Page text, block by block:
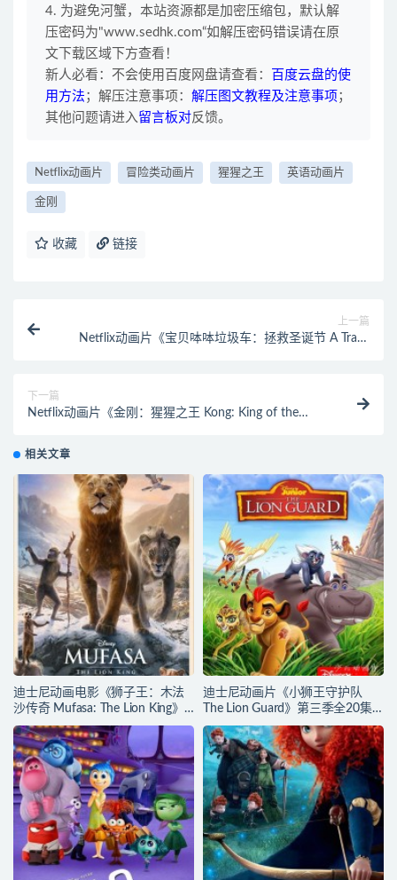
4. 为避免河蟹，本站资源都是加密压缩包，默认解
压密码为"www.sedhk.com“如解压密码错误请在原
文下载区域下方查看！
新人必看：不会使用百度网盘请查看：
百度云盘的使
用方法 ；解压注意事项： 解压图文教程及注意事项 ；
其他问题请进入留言板对反馈。
Netflix动画片 冒险类动画片 猩猩之王 英语动画片
金刚
收藏 链接
上一篇
Netflix动画片《宝贝呠呠垃圾车：拯救圣诞节 A Trash
下一篇
Netflix动画片《金刚：猩猩之王 Kong: King of the
画片猩猩之王下载
相关文章
迪士尼动画电影《狮子王：木法
沙传奇 Mufasa: The Lion King》
多国语言(含国语)+多国字幕(含中
文) 官方纯净收藏版
720P/MKV/6.61G 动画片下载
迪士尼动画片《小狮王守护队
The Lion Guard》第三季全20集
多国语言(含国语)+多国字幕(含中
文) 官方纯净收藏版
720P/MKV/15.9G 动画片小狮王
守护队下载